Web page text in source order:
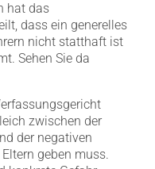
hat das
dass ein generelles
nicht statthaft ist
Sehen Sie da
zwischen der
der negativen
geben muss.